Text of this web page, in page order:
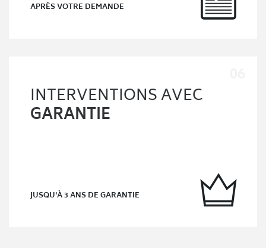
APRÈS VOTRE DEMANDE
INTERVENTIONS AVEC
GARANTIE
JUSQU'À 3 ANS DE GARANTIE